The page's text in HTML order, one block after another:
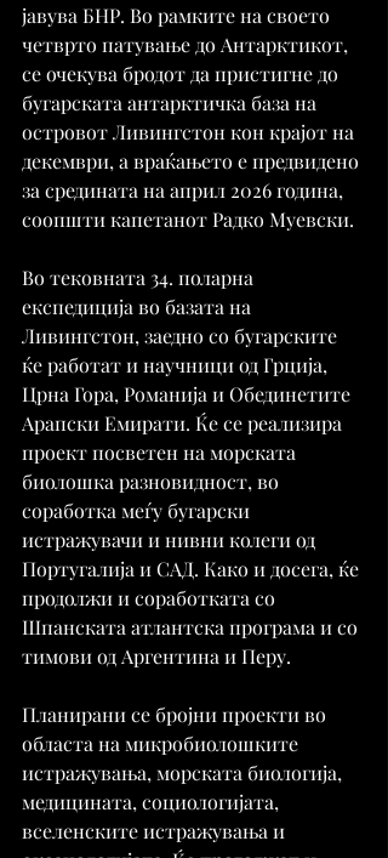
јавува БНР. Во рамките на своето
четврто патување до Антарктикот,
се очекува бродот да пристигне до
бугарската антарктичка база на
островот Ливингстон кон крајот на
декември, а враќањето е предвидено
за средината на април 2026 година,
соопшти капетанот Радко Муевски.
Во тековната 34. поларна
експедиција во базата на
Ливингстон, заедно со бугарските
ќе работат и научници од Грција,
Црна Гора, Романија и Обединетите
Арапски Емирати. Ќе се реализира
проект посветен на морската
биолошка разновидност, во
соработка меѓу бугарски
истражувачи и нивни колеги од
Португалија и САД. Како и досега, ќе
продолжи и соработката со
Шпанската атлантска програма и со
тимови од Аргентина и Перу.
Планирани се бројни проекти во
областа на микробиолошките
истражувања, морската биологија,
медицината, социологијата,
вселенските истражувања и